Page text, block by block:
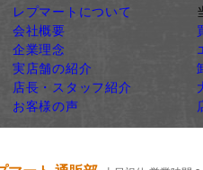
レプマートについて
会社概要
企業理念
実店舗の紹介
店長・スタッフ紹介
お客様の声